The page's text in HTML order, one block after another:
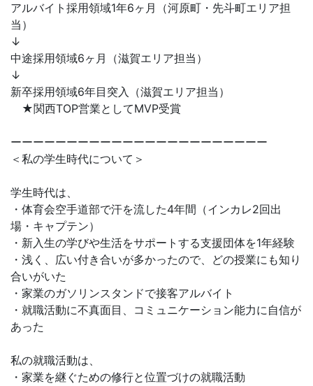
アルバイト採用領域1年6ヶ月（河原町・先斗町エリア担
当）
↓
中途採用領域6ヶ月（滋賀エリア担当）
↓
新卒採用領域6年目突入（滋賀エリア担当）
★関西TOP営業としてMVP受賞
ーーーーーーーーーーーーーーーーーーーーーーー
＜私の学生時代について＞
学生時代は、
・体育会空手道部で汗を流した4年間（インカレ2回出
場・キャプテン）
・新入生の学びや生活をサポートする支援団体を1年経験
・浅く、広い付き合いが多かったので、どの授業にも知り
合いがいた
・家業のガソリンスタンドで接客アルバイト
・就職活動に不真面目、コミュニケーション能力に自信が
あった
私の就職活動は、
・家業を継ぐための修行と位置づけの就職活動